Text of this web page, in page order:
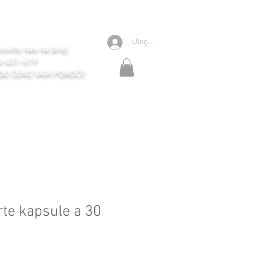
nas na broj:
631-419
ĆEMO VAM POMOĆI!
Ulogujte se
kapsule a 30